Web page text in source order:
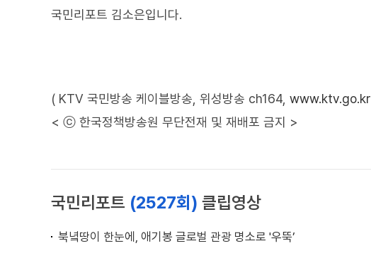
국민리포트 김소은입니다.
( KTV 국민방송 케이블방송, 위성방송 ch164, www.ktv.go.kr
< ⓒ 한국정책방송원 무단전재 및 재배포 금지 >
국민리포트 (2527회) 클립영상
북녘땅이 한눈에, 애기봉 글로벌 관광 명소로 '우뚝’